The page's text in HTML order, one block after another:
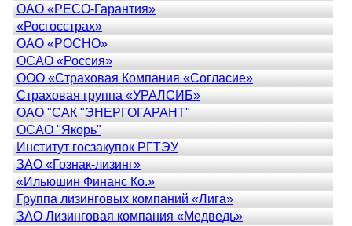
ОАО «РЕСО-Гарантия»
«Росгосстрах»
ОАО «РОСНО»
ОСАО «Россия»
ООО «Страховая Компания «Согласие»
Страховая группа «УРАЛСИБ»
ОАО "САК "ЭНЕРГОГАРАНТ"
ОСАО "Якорь"
Институт госзакупок РГТЭУ
ЗАО «Гознак-лизинг»
«Ильюшин Финанс Ко.»
Группа лизинговых компаний «Лига»
ЗАО Лизинговая компания «Медведь»